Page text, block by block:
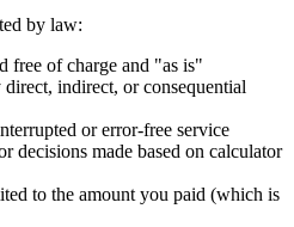
by law:
free of charge and "as is"
indirect, or consequential
or error-free service
decisions made based on calculator
to the amount you paid (which is